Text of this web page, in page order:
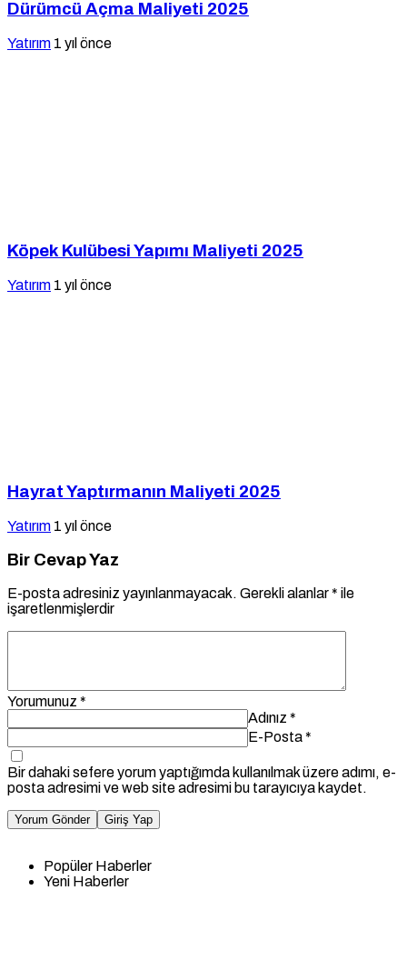
Dürümcü Açma Maliyeti 2025
Yatırım 1 yıl önce
Köpek Kulübesi Yapımı Maliyeti 2025
Yatırım 1 yıl önce
Hayrat Yaptırmanın Maliyeti 2025
Yatırım 1 yıl önce
Bir Cevap Yaz
E-posta adresiniz yayınlanmayacak. Gerekli alanlar* ile
işaretlenmişlerdir
Yorumunuz *
Adınız *
E-Posta*
Bir dahaki sefere yorum yaptığımda kullanılmak üzere adımı, e-
posta adresimi ve web site adresimi bu tarayıcıya kaydet.
Yorum Gönder Giriş Yap
Popüler Haberler
Yeni Haberler